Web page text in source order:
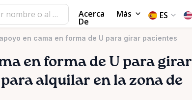
Acerca
De
Más ES
en cama en forma de U para girar pacientes
en forma de U para girar
alquilar en la zona de